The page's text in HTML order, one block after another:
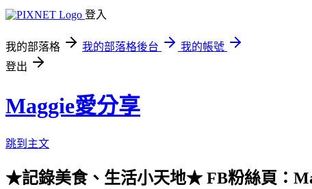
登入
我的部落格 我的部落格後台
我的帳號
登出
Maggie愛分享
跳到主文
★記錄美食、生活小天地★ FB粉絲頁：